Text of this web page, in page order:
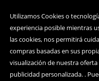
Utilizamos Cookies o
experiencia posible mientras
las cookies, nos permitirá
compras basadas en sus
visualización de nuestra
publicidad personalizada. .